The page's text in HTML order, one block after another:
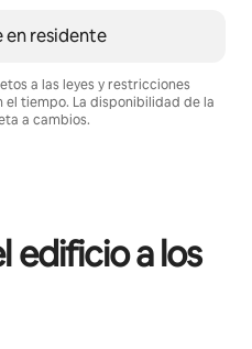
residente
a las leyes y restricciones
tiempo. La disponibilidad de la
a cambios.
edificio a los